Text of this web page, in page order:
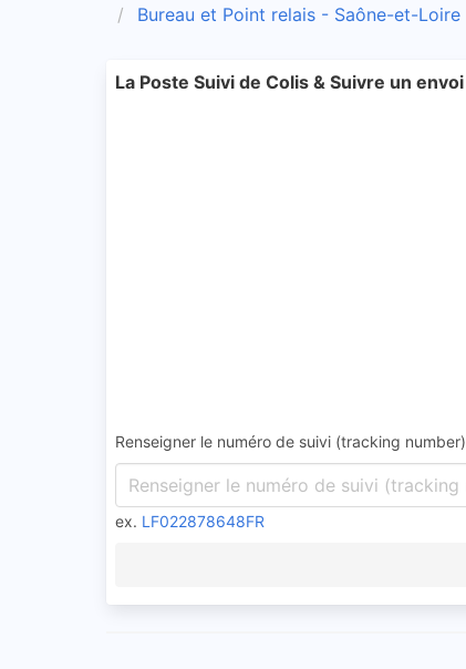
Bureau et Point relais - Saône-et-Loire
La Poste Suivi de Colis & Suivre un envoi
Renseigner le numéro de suivi (tracking number)
ex. LF022878648FR